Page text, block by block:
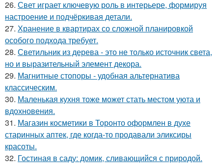
26. Свет играет ключевую роль в интерьере, формируя
настроение и подчёркивая детали.
27. Хранение в квартирах со сложной планировкой
особого подхода требует.
28. Светильник из дерева - это не только источник света,
но и выразительный элемент декора.
29. Магнитные стопоры - удобная альтернатива
классическим.
30. Маленькая кухня тоже может стать местом уюта и
вдохновения.
31. Магазин косметики в Торонто оформлен в духе
старинных аптек, где когда-то продавали эликсиры
красоты.
32. Гостиная в саду: домик, сливающийся с природой.